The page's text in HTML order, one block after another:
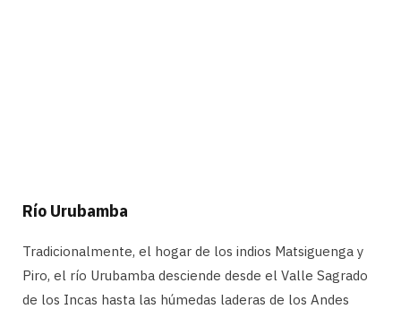
Río Urubamba
Tradicionalmente, el hogar de los indios Matsiguenga y
Piro, el río Urubamba desciende desde el Valle Sagrado
de los Incas hasta las húmedas laderas de los Andes